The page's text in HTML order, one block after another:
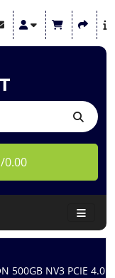
0.00
500GB NV3 PCIE 4.0